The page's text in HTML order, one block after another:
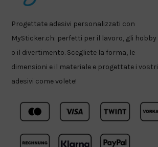
Progettate adesivi personalizzati con
MySticker.ch: perfetti per il lavoro, gli hobby
o il divertimento. Scegliete la forma, le
dimensioni e il materiale e progettate i vostri
adesivi come volete!